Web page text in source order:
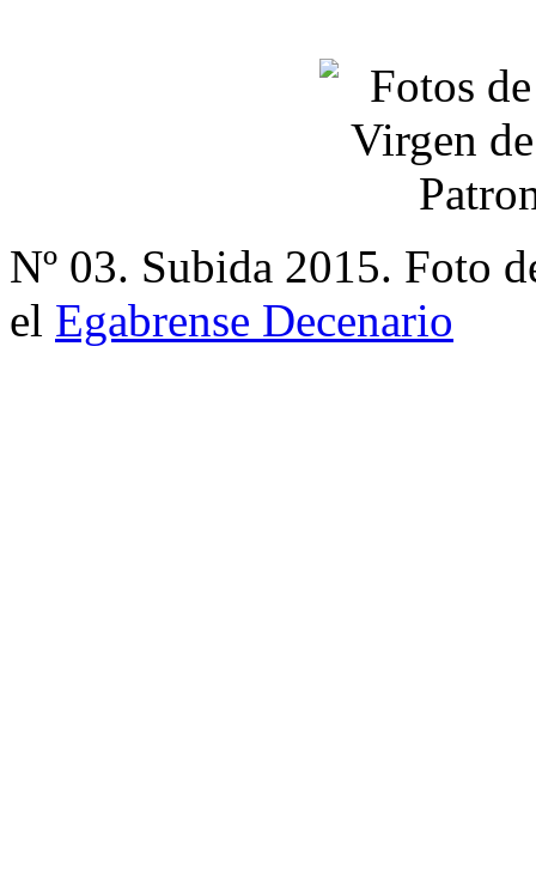
Nº 03. Subida 2015. Foto
el Egabrense Decenario